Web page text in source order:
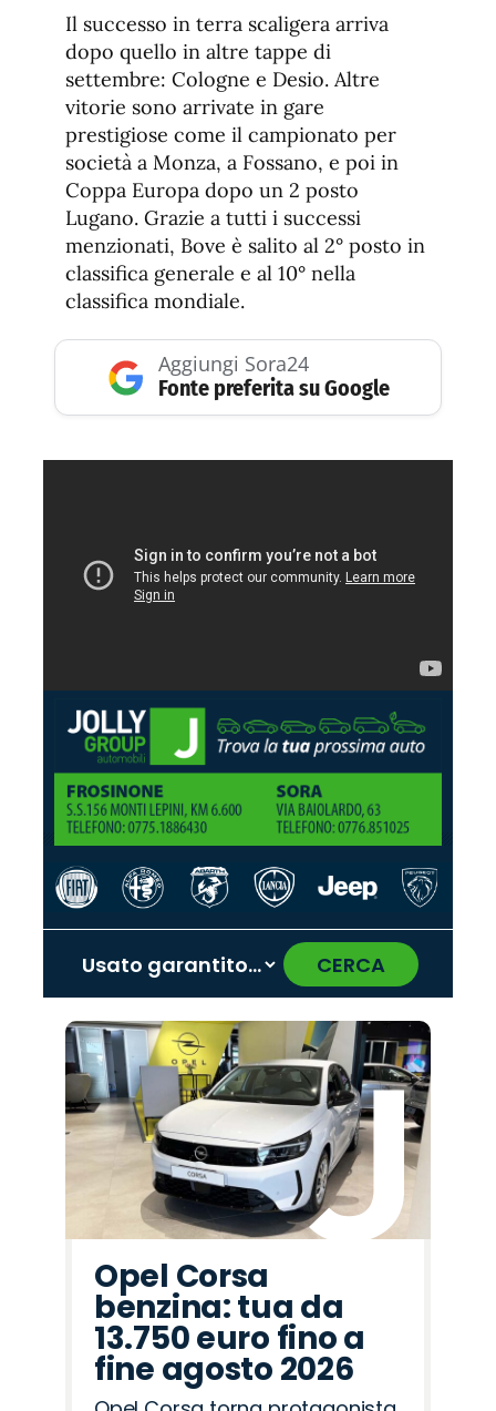
Il successo in terra scaligera arriva
dopo quello in altre tappe di
settembre: Cologne e Desio. Altre
vitorie sono arrivate in gare
prestigiose come il campionato per
società a Monza, a Fossano, e poi in
Coppa Europa dopo un 2 posto
Lugano. Grazie a tutti i successi
menzionati, Bove è salito al 2° posto in
classifica generale e al 10° nella
classifica mondiale.
Aggiungi Sora24
Fonte preferita su Google
CERCA
Promo
Mazda
Promo
Peugeot
Promo
Abarth
Promo
Land
Rover
Promo
Jeep
Promo
Citroën
Promo
Fiat
Promo
Lancia
Promo
Jaecoo
Promo
Hyundai
Promo
Cupra
Promo
Alfa
Romeo
Promo
Omoda
Promo
Seat
Promo
Opel
‹ ›
Opel Corsa
benzina: tua da
13.750 euro fino a
fine agosto 2026